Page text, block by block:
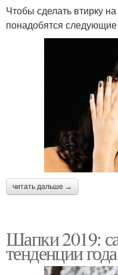
Чтобы сделать втирку
понадобятся
читать дальше →
Шапки 2019:
тенденции года